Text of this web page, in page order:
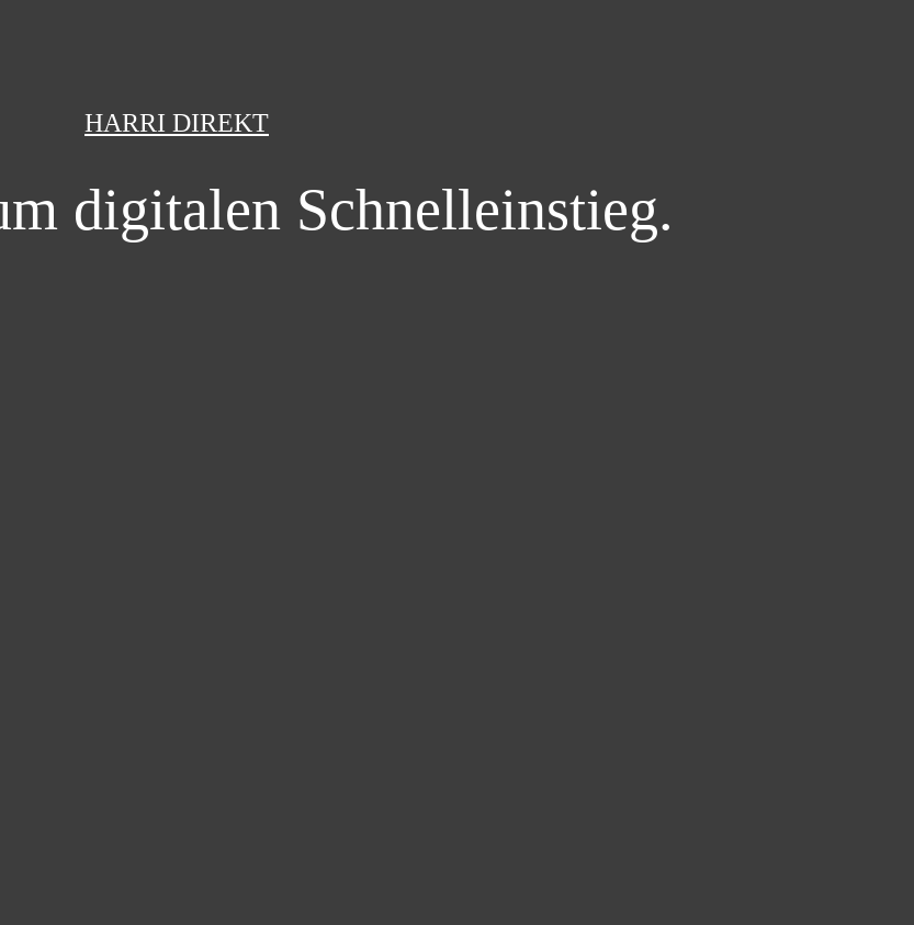
HARRI DIREKT
digitalen Schnelleinstieg.